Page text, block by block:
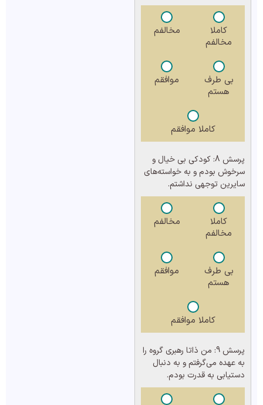
کاملا
مخالفم
مخالفم
بی طرف
هستم
موافقم
کاملا موافقم
پرسش 8:
کودکی بی خیال و
سرخوش بودم و به خواسته‌های
سایرین توجهی نداشتم.
کاملا
مخالفم
مخالفم
بی طرف
هستم
موافقم
کاملا موافقم
پرسش 9:
من ذاتا رهبری گروه را
به عهده می‌گرفتم و به دنبال
دستیابی به قدرت بودم.